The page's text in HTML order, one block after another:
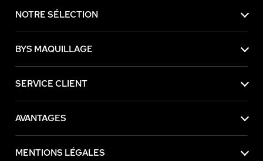
NOTRE SÉLECTION
BYS MAQUILLAGE
SERVICE CLIENT
AVANTAGES
MENTIONS LÉGALES